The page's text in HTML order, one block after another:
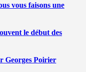
vous faisons une
le début des
Georges Poirier